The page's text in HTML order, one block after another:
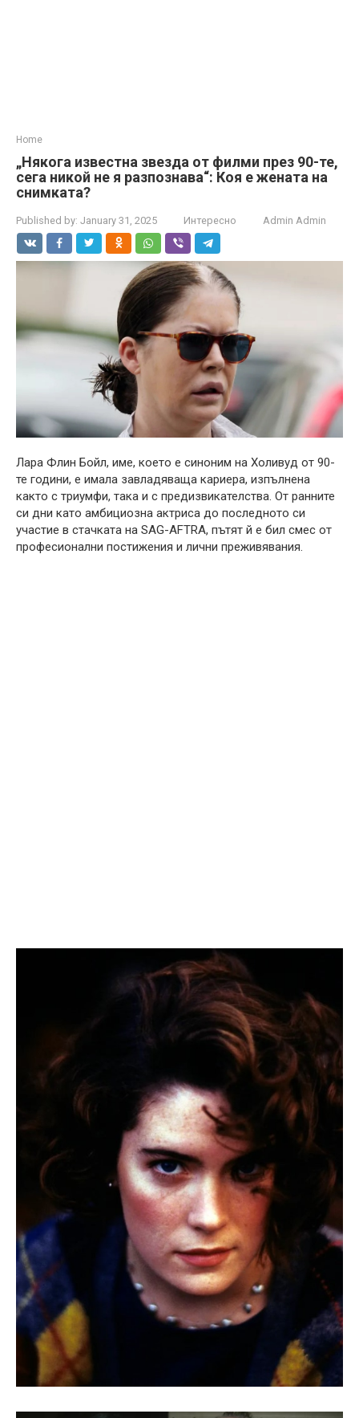
Home
„Някога известна звезда от филми през 90-те,
сега никой не я разпознава“: Коя е жената на
снимката?
Published by: January 31, 2025 Интересно Admin Admin
Лара Флин Бойл, име, което е синоним на Холивуд от 90-
те години, е имала завладяваща кариера, изпълнена
както с триумфи, така и с предизвикателства. От ранните
си дни като амбициозна актриса до последното си
участие в стачката на SAG-AFTRA, пътят й е бил смес от
професионални постижения и лични преживявания.